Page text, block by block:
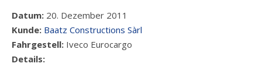
Datum: 20. Dezember 2011
Kunde: Baatz Constructions Sàrl
Fahrgestell: Iveco Eurocargo
Details: